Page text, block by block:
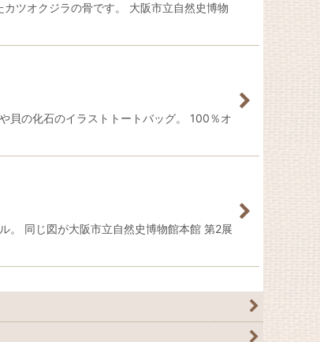
ツオクジラの骨です。 大阪市立自然史博物
貝の化石のイラストトートバッグ。 100％オ
。 同じ図が大阪市立自然史博物館本館 第2展